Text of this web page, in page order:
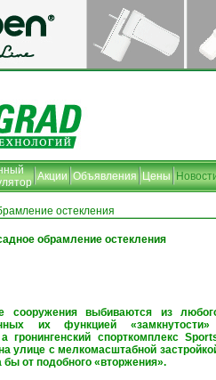
Акции Объявления Цены
остекления
обрамление остекления
сооружения выбиваются из
их функцией
а гронингенский спорткомплекс
улице с мелкомасштабной
бы от подобного «вторжения».